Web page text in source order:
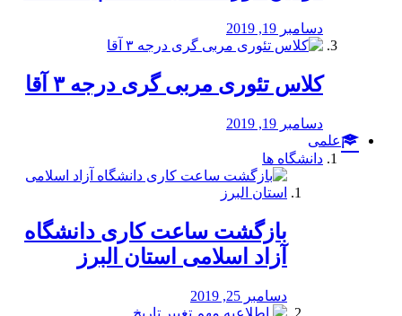
دسامبر 19, 2019
کلاس تئوری مربی گری درجه ۳ آقا
دسامبر 19, 2019
علمی
دانشگاه ها
بازگشت ساعت کاری دانشگاه
آزاد اسلامی استان البرز
دسامبر 25, 2019